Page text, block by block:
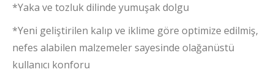
*Yaka ve tozluk dilinde yumuşak dolgu
*Yeni geliştirilen kalıp ve iklime göre optimize edilmiş,
nefes alabilen malzemeler sayesinde olağanüstü
kullanıcı konforu